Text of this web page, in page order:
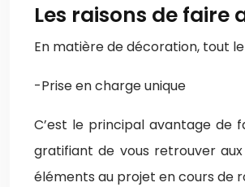
Les raisons de faire
En matière de décoration, tout
-Prise en charge unique
C’est le principal avantage de
gratifiant de vous retrouver
éléments au projet en cours de